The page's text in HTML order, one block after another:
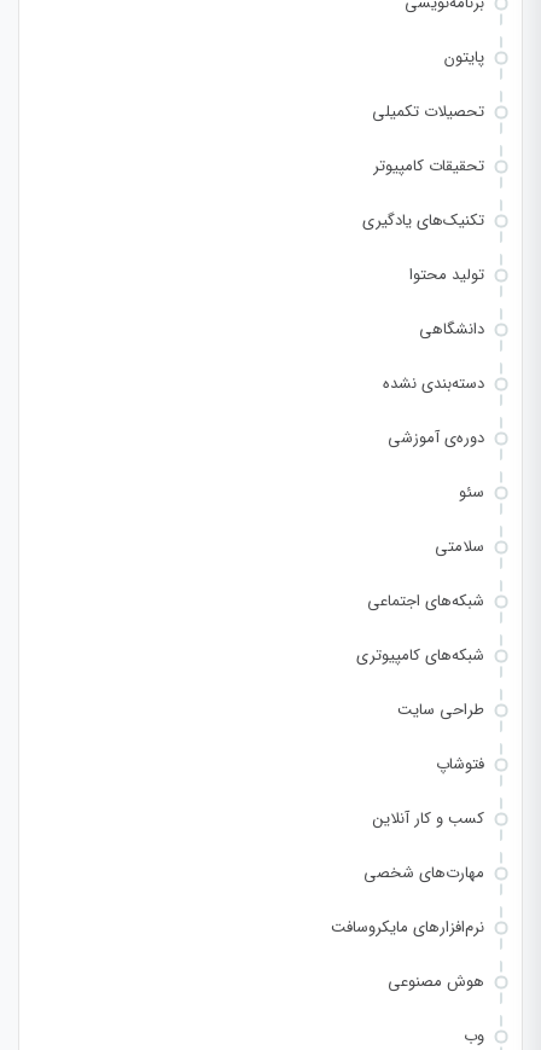
پایتون
تحصیلات تکمیلی
تحقیقات کامپیوتر
تکنیک‌های یادگیری
تولید محتوا
دانشگاهی
دسته‌بندی نشده
دوره‌ی آموزشی
سئو
سلامتی
شبکه‌های اجتماعی
شبکه‌های کامپیوتری
طراحی سایت
فتوشاپ
کسب و کار آنلاین
مهارت‌های شخصی
نرم‌افزارهای مایکروسافت
هوش مصنوعی
وب